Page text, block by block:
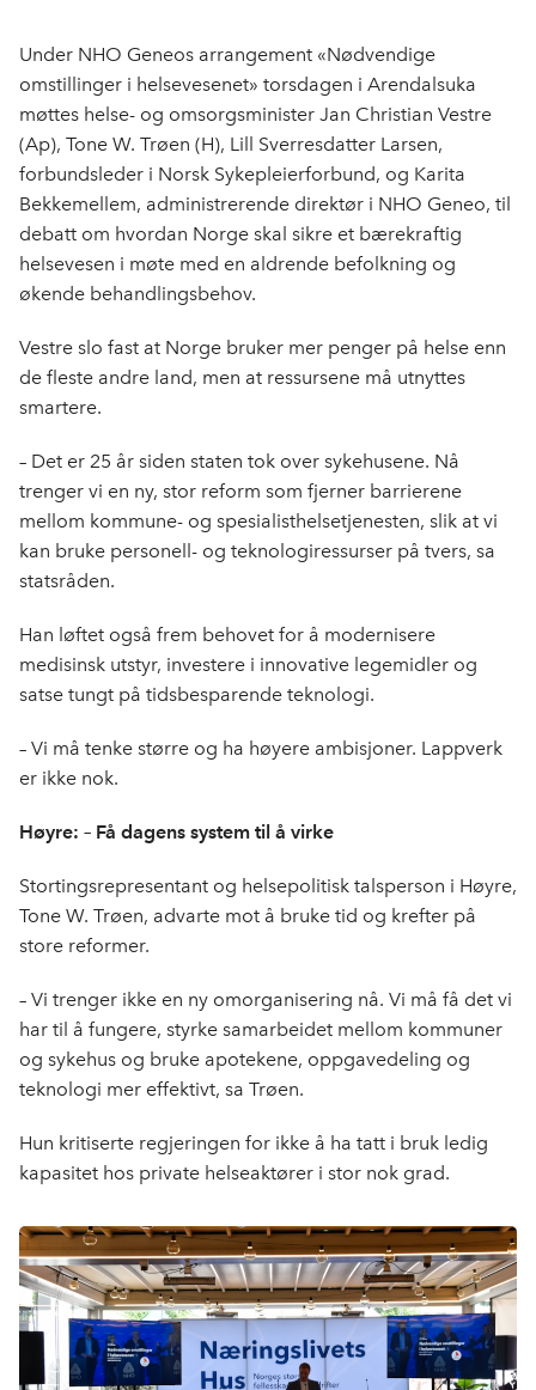
e
b
o
k
e
d
s
Under NHO Geneos arrangement «Nødvendige
omstillinger i helsevesenet» torsdagen i Arendalsuka
møttes helse- og omsorgsminister Jan Christian Vestre
(Ap), Tone W. Trøen (H), Lill Sverresdatter Larsen,
forbundsleder i Norsk Sykepleierforbund, og Karita
Bekkemellem, administrerende direktør i NHO Geneo, til
debatt om hvordan Norge skal sikre et bærekraftig
helsevesen i møte med en aldrende befolkning og
økende behandlingsbehov.
Vestre slo fast at Norge bruker mer penger på helse enn
de fleste andre land, men at ressursene må utnyttes
smartere.
– Det er 25 år siden staten tok over sykehusene. Nå
trenger vi en ny, stor reform som fjerner barrierene
mellom kommune- og spesialisthelsetjenesten, slik at vi
kan bruke personell- og teknologiressurser på tvers, sa
statsråden.
Han løftet også frem behovet for å modernisere
medisinsk utstyr, investere i innovative legemidler og
satse tungt på tidsbesparende teknologi.
– Vi må tenke større og ha høyere ambisjoner. Lappverk
er ikke nok.
Høyre: – Få dagens system til å virke
Stortingsrepresentant og helsepolitisk talsperson i Høyre,
Tone W. Trøen, advarte mot å bruke tid og krefter på
store reformer.
– Vi trenger ikke en ny omorganisering nå. Vi må få det vi
har til å fungere, styrke samarbeidet mellom kommuner
og sykehus og bruke apotekene, oppgavedeling og
teknologi mer effektivt, sa Trøen.
Hun kritiserte regjeringen for ikke å ha tatt i bruk ledig
kapasitet hos private helseaktører i stor nok grad.